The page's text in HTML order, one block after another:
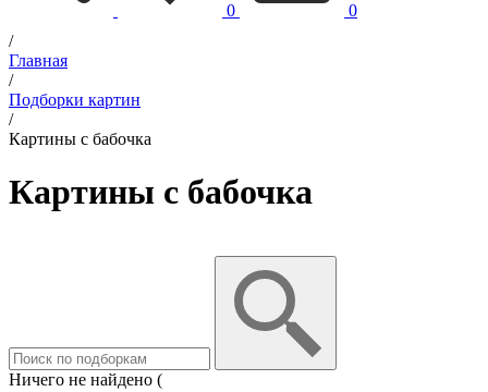
0
0
/
Главная
/
Подборки картин
/
Картины с бабочка
Картины с бабочка
Ничего не найдено (